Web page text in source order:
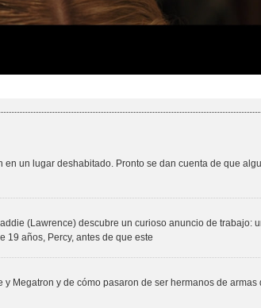
un lugar deshabitado. Pronto se dan cuenta de que
(Lawrence) descubre un curioso anuncio de trabajo:
19 años, Percy, antes de que este
Megatron y de cómo pasaron de ser hermanos de